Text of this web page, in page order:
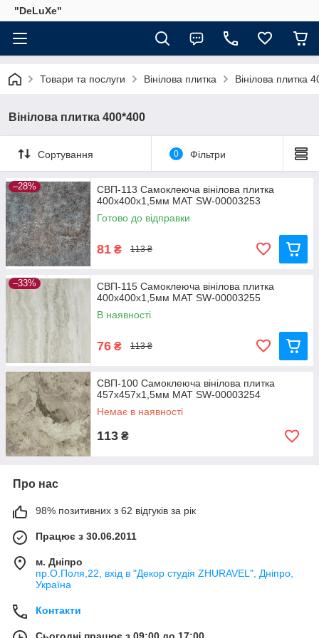
"DeLuХe"
Товари та послуги Вінілова плитка Вінілова плитка
Вінілова плитка 400*400
Сортування 0 Фільтри
–28%
СВП-113 Самоклеюча вінілова плитка
400х400х1,5мм МАТ SW-00003253
Готово до відправки
81 ₴ 113 ₴
–33%
СВП-115 Самоклеюча вінілова плитка
400х400х1,5мм МАТ SW-00003255
В наявності
76 ₴ 113 ₴
СВП-100 Самоклеюча вінілова плитка
457х457х1,5мм МАТ SW-00003254
Немає в наявності
113 ₴
Про нас
98% позитивних з 62 відгуків за рік
Працює з 30.06.2011
м. Дніпро
пр.О.Поля,22, вхід в "Декор студія ZHURAVEL", Дніпро,
Україна
Контакти